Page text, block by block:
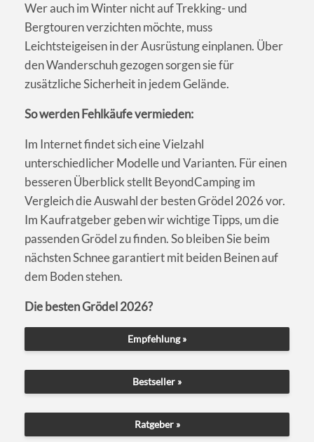
Wer auch im Winter nicht auf Trekking- und
Bergtouren verzichten möchte, muss
Leichtsteigeisen in der Ausrüstung einplanen. Über
den Wanderschuh gezogen sorgen sie für
zusätzliche Sicherheit in jedem Gelände.
So werden Fehlkäufe vermieden:
Im Internet findet sich eine Vielzahl
unterschiedlicher Modelle und Varianten. Für einen
besseren Überblick stellt BeyondCamping im
Vergleich die Auswahl der besten Grödel 2026 vor.
Im Kaufratgeber geben wir wichtige Tipps, um die
passenden Grödel zu finden. So bleiben Sie beim
nächsten Schnee garantiert mit beiden Beinen auf
dem Boden stehen.
Die besten Grödel 2026?
Empfehlung »
Bestseller »
Ratgeber »